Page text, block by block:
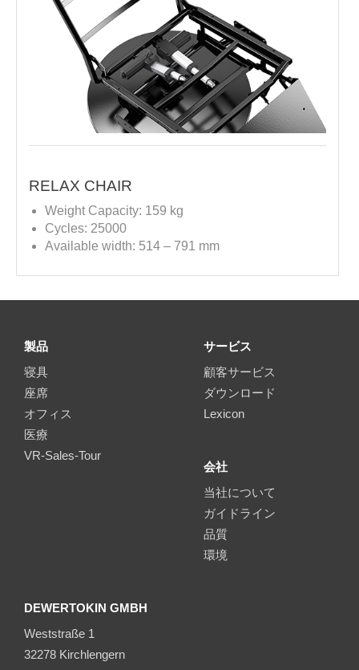
RELAX CHAIR
Weight Capacity: 159 kg
Cycles: 25000
Available width: 514 – 791 mm
製品
寝具
座席
オフィス
医療
VR-Sales-Tour
サービス
顧客サービス
ダウンロード
Lexicon
会社
当社について
ガイドライン
品質
環境
DEWERTOKIN GMBH
Weststraße 1
32278 Kirchlengern